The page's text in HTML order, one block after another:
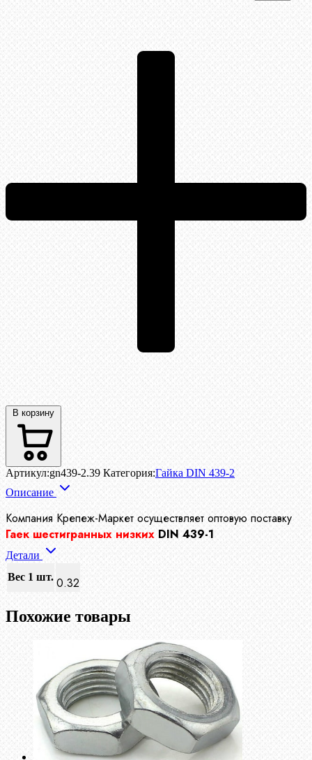
В корзину
Артикул:gn439-2.39 Категория:Гайка DIN 439-2
Описание
Компания Крепеж-Маркет осуществляет оптовую поставку
Гаек шестигранных низких DIN 439-1
Детали
Вес 1 шт. 0.32
Похожие товары